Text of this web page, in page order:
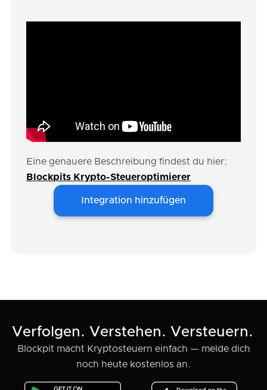
Eine genauere Beschreibung findest du hier:
Blockpits Krypto-Steueroptimierer
Integration hinzufügen
Verfolgen. Verstehen. Versteuern.
Blockpit macht Kryptosteuern einfach — melde dich
noch heute kostenlos an.